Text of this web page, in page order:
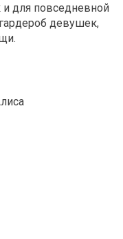
и для повседневной
девушек,